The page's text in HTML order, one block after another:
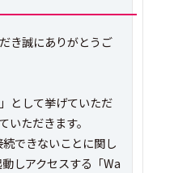
き誠にありがとうご
として挙げていただ
いただきます。
できないことに関し
しアクセスする「Wa